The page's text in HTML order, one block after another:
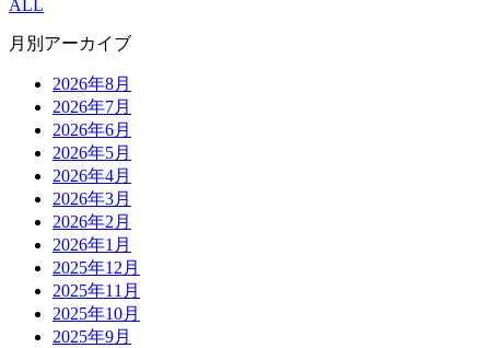
ALL
月別アーカイブ
2026年8月
2026年7月
2026年6月
2026年5月
2026年4月
2026年3月
2026年2月
2026年1月
2025年12月
2025年11月
2025年10月
2025年9月